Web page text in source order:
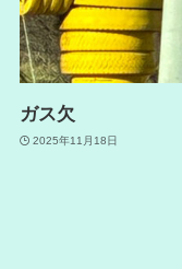
ガス欠
2025年11月18日